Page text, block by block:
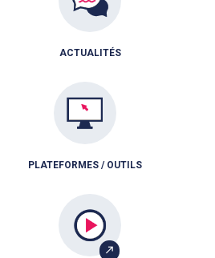
ACTUALITÉS
PLATEFORMES / OUTILS